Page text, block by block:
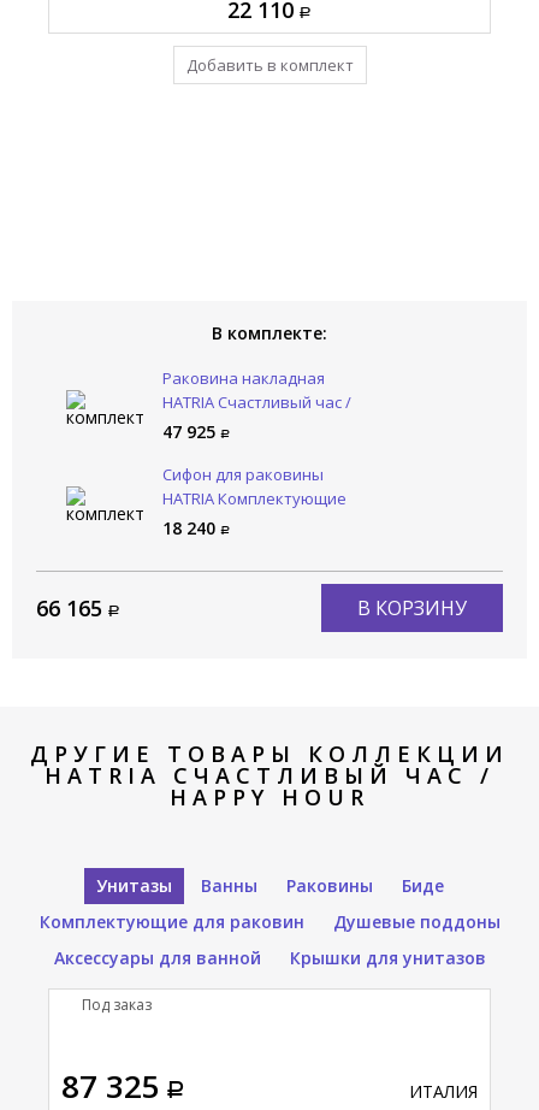
22 110
Добавить в комплект
47 925
Уже в комплекте
В комплекте:
Раковина накладная
HATRIA Счастливый час /
HAPPY HOUR Y1VF01
47 925
Сифон для раковины
HATRIA Комплектующие
YXMY77
18 240
66 165 В КОРЗИНУ
ДРУГИЕ ТОВАРЫ КОЛЛЕКЦИИ
HATRIA СЧАСТЛИВЫЙ ЧАС /
HAPPY HOUR
Унитазы Ванны Раковины
Биде
Комплектующие для раковин
Душевые поддоны
Аксессуары для ванной
Крышки для унитазов
87 325
ИТАЛИЯ
Под заказ